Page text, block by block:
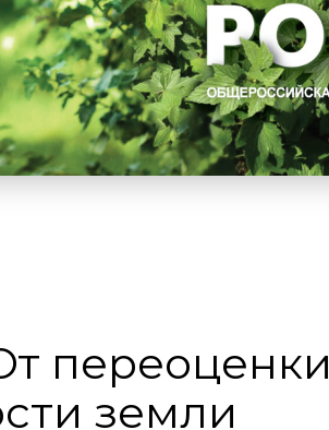
переоценки
земли